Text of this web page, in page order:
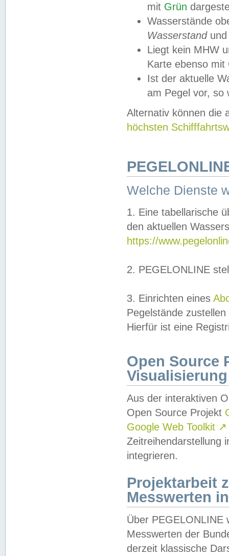
mit Grün
Wasserstände
Wasserstandund
Liegt kein MHW
Karte ebenso mit
Ist der aktuelle
am Pegel vor,
Alternativ können die
höchsten
Welche Dienste
1. Eine tabellarische
den aktuellen
https://
2. PEGELONLINE
3. Einrichten eines
Pegelstände
Hierfür ist eine
Open Source
Visualisierung
Aus der interaktiven
Open Source Projekt
Google Web Toolkit ↗
Zeitreihendarstellung
integrieren.
Projektarbeit
Messwerten
Über PEGELONLINE
Messwerten der
derzeit klassische